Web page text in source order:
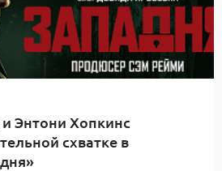
Энтони Хопкинс
схватке в